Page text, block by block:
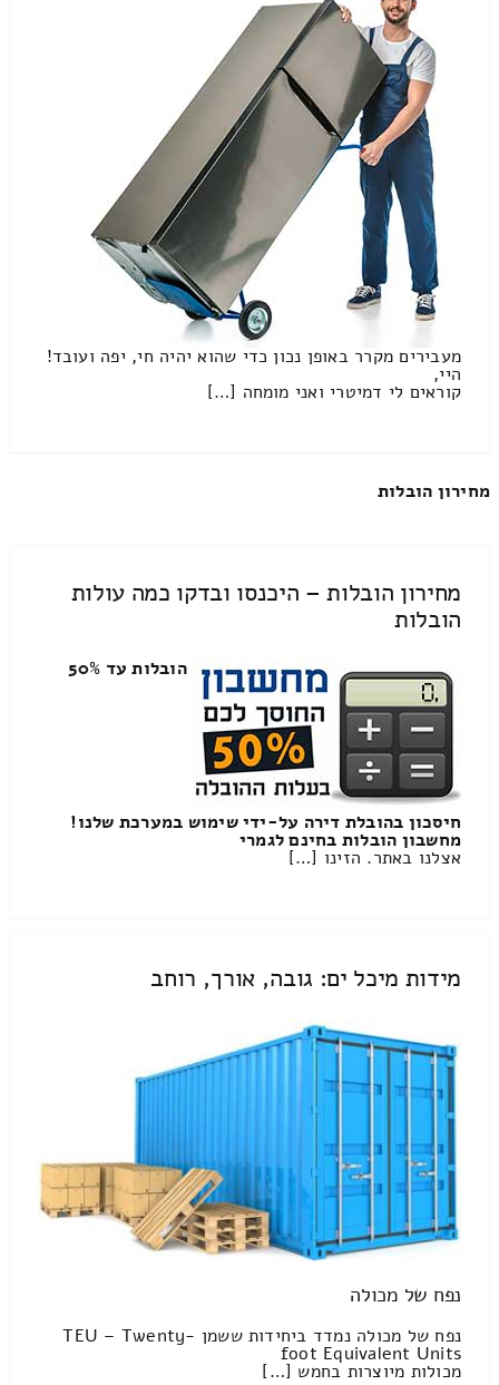
מעבירים מקרר באופן נכון כדי שהוא יהיה חי, יפה ועובד!
היי,
קוראים לי דמיטרי ואני מומחה […]
מחירון הובלות
מחירון הובלות – היכנסו ובדקו כמה עולות
הובלות
הובלות עד 50%
חיסכון בהובלת דירה על-ידי שימוש במערכת שלנו!
מחשבון הובלות בחינם לגמרי
אצלנו באתר. הזינו […]
מידות מיכל ים: גובה, אורך, רוחב
נפח של מכולה
נפח של מכולה נמדד ביחידות ששמן TEU – Twenty-
foot Equivalent Units
מכולות מיוצרות בחמש […]